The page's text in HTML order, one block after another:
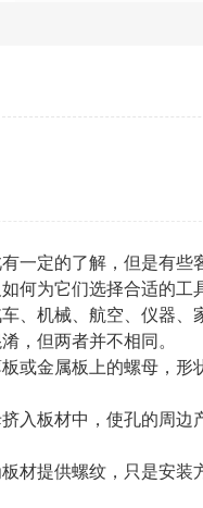
一定的了解，但是有些
何为它们选择合适的工
、机械、航空、仪器、
，但两者并不相同。
或金属板上的螺母，形
入板材中，使孔的周边
材提供螺纹，只是安装